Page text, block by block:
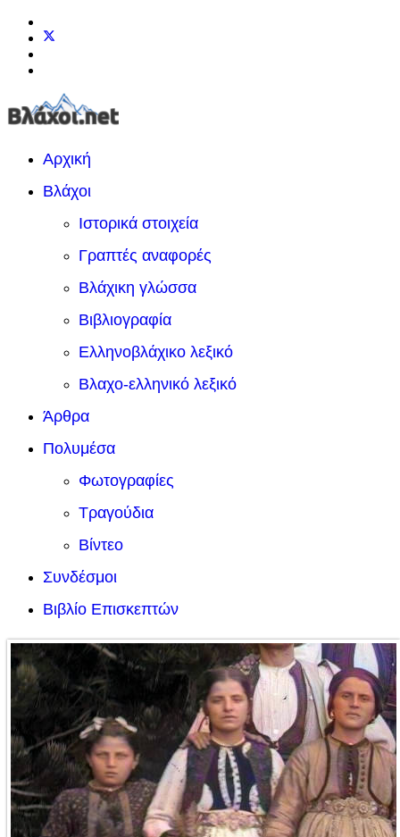
Αρχική
Βλάχοι
Ιστορικά στοιχεία
Γραπτές αναφορές
Βλάχικη γλώσσα
Βιβλιογραφία
Ελληνοβλάχικο λεξικό
Βλαχο-ελληνικό λεξικό
Άρθρα
Πολυμέσα
Φωτογραφίες
Τραγούδια
Βίντεο
Συνδέσμοι
Βιβλίο Επισκεπτών